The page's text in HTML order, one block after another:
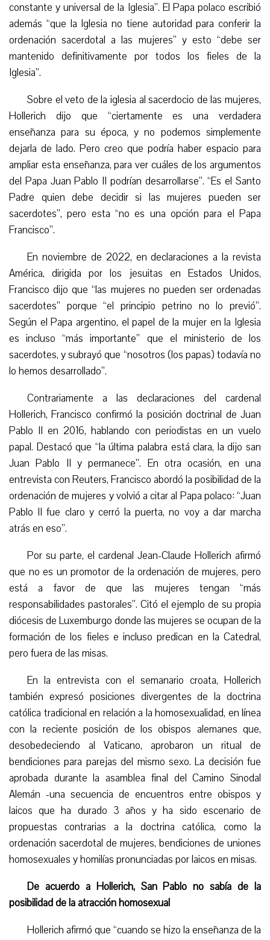
constante y universal de la Iglesia”. El Papa polaco escribió
además “que la Iglesia no tiene autoridad para conferir la
ordenación sacerdotal a las mujeres” y esto “debe ser
mantenido definitivamente por todos los fieles de la
Iglesia”.
Sobre el veto de la iglesia al sacerdocio de las mujeres,
Hollerich dijo que “ciertamente es una verdadera
enseñanza para su época, y no podemos simplemente
dejarla de lado. Pero creo que podría haber espacio para
ampliar esta enseñanza, para ver cuáles de los argumentos
del Papa Juan Pablo II podrían desarrollarse”. “Es el Santo
Padre quien debe decidir si las mujeres pueden ser
sacerdotes”, pero esta “no es una opción para el Papa
Francisco”.
En noviembre de 2022, en declaraciones a la revista
América, dirigida por los jesuitas en Estados Unidos,
Francisco dijo que “las mujeres no pueden ser ordenadas
sacerdotes” porque “el principio petrino no lo previó”.
Según el Papa argentino, el papel de la mujer en la Iglesia
es incluso “más importante” que el ministerio de los
sacerdotes, y subrayó que “nosotros (los papas) todavía no
lo hemos desarrollado”.
Contrariamente a las declaraciones del cardenal
Hollerich, Francisco confirmó la posición doctrinal de Juan
Pablo II en 2016, hablando con periodistas en un vuelo
papal. Destacó que “la última palabra está clara, la dijo san
Juan Pablo II y permanece”. En otra ocasión, en una
entrevista con Reuters, Francisco abordó la posibilidad de la
ordenación de mujeres y volvió a citar al Papa polaco: “Juan
Pablo II fue claro y cerró la puerta, no voy a dar marcha
atrás en eso”.
Por su parte, el cardenal Jean-Claude Hollerich afirmó
que no es un promotor de la ordenación de mujeres, pero
está a favor de que las mujeres tengan “más
responsabilidades pastorales”. Citó el ejemplo de su propia
diócesis de Luxemburgo donde las mujeres se ocupan de la
formación de los fieles e incluso predican en la Catedral,
pero fuera de las misas.
En la entrevista con el semanario croata, Hollerich
también expresó posiciones divergentes de la doctrina
católica tradicional en relación a la homosexualidad, en línea
con la reciente posición de los obispos alemanes que,
desobedeciendo al Vaticano, aprobaron un ritual de
bendiciones para parejas del mismo sexo. La decisión fue
aprobada durante la asamblea final del Camino Sinodal
Alemán -una secuencia de encuentros entre obispos y
laicos que ha durado 3 años y ha sido escenario de
propuestas contrarias a la doctrina católica, como la
ordenación sacerdotal de mujeres, bendiciones de uniones
homosexuales y homilías pronunciadas por laicos en misas.
De acuerdo a Hollerich, San Pablo no sabía de la
posibilidad de la atracción homosexual
Hollerich afirmó que “cuando se hizo la enseñanza de la